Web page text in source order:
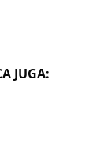
JUGA: